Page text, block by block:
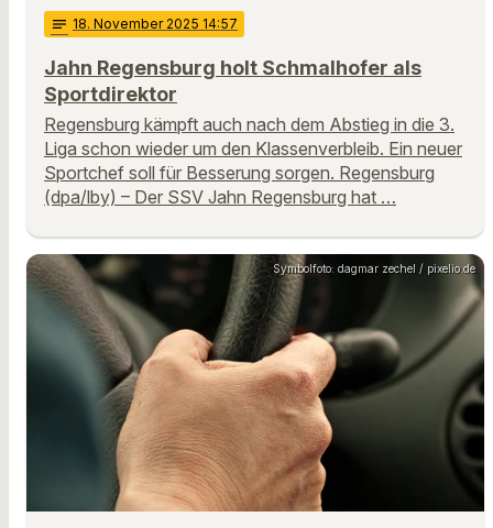
notes 18. November 2025 14:57
Jahn Regensburg holt Schmalhofer als
Sportdirektor
Regensburg kämpft auch nach dem Abstieg in die 3.
Liga schon wieder um den Klassenverbleib. Ein neuer
Sportchef soll für Besserung sorgen. Regensburg
(dpa/lby) – Der SSV Jahn Regensburg hat …
Symbolfoto: dagmar zechel / pixelio.de